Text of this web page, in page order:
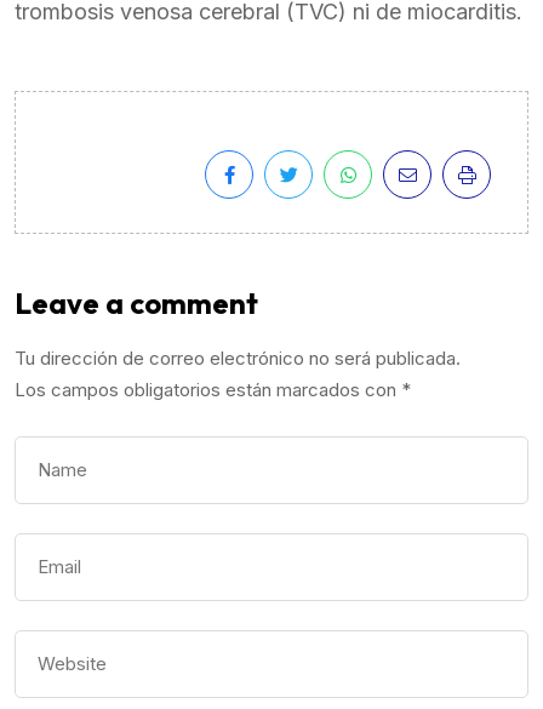
trombosis venosa cerebral (TVC) ni de miocarditis.
Leave a comment
Tu dirección de correo electrónico no será publicada.
Los campos obligatorios están marcados con *